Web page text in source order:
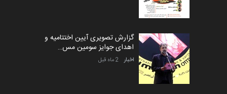
گزارش تصویری آیین اختتامیه و
اهدای جوایز سومین مس…
اخبار 2 ماه قبل